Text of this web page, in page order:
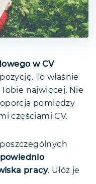
w CV
To właśnie
najwięcej. Nie
pomiędzy
częściami CV.
pracy. Ułóż je